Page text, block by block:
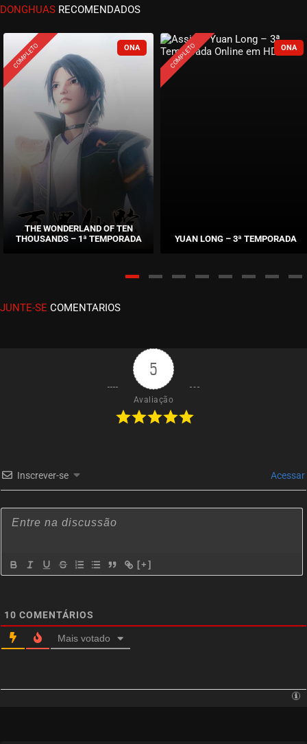
ASSISTIDO
EPISÓDIO 02
EPISÓDIO 01
junho 26, 2026
DONGHUAS RECOMENDADOS
COMPLETO
THE WONDERLAND OF TEN
THOUSANDS – 1ª TEMPORADA
COMPLETO
YUAN LONG – 3ª TEMPORADA
JUNTE-SE COMENTARIOS
5
Avaliação
Inscrever-se Acessar
[+]
10 COMENTÁRIOS
Mais votado